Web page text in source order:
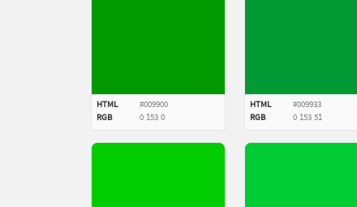
HTML
#009900
RGB
0 153 0
HTML
#009933
RGB
0 153 51